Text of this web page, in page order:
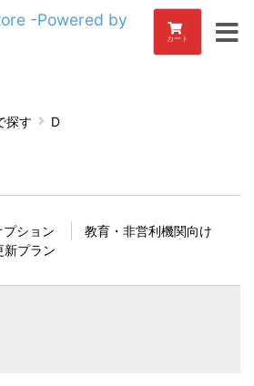
-Powered by
カート
探す D
ション
教育・非営利機関向け
新プラン